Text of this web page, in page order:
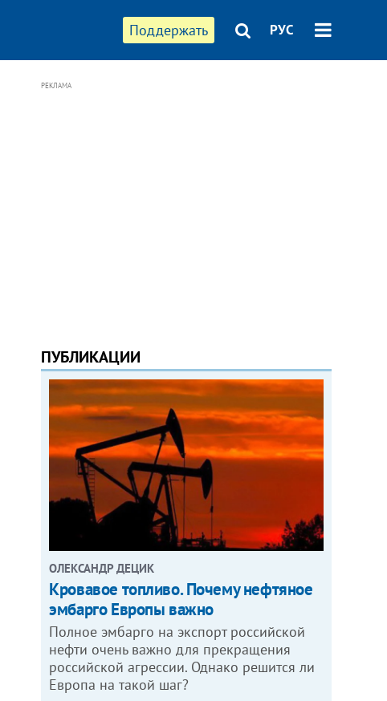
Поддержать РУС
РЕКЛАМА
ПУБЛИКАЦИИ
ОЛЕКСАНДР ДЕЦИК
Кровавое топливо. Почему нефтяное
эмбарго Европы важно
Полное эмбарго на экспорт российской
нефти очень важно для прекращения
российской агрессии. Однако решится ли
Европа на такой шаг?